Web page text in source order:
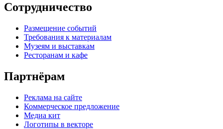
Сотрудничество
Размещение событий
Требования к материалам
Музеям и выставкам
Ресторанам и кафе
Партнёрам
Реклама на сайте
Коммерческое предложение
Медиа кит
Логотипы в векторе